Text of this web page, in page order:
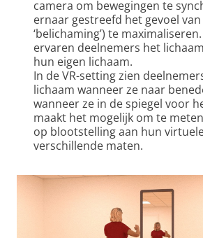
camera om bewegingen te
ernaar gestreefd het gevoel
‘belichaming’) te
ervaren deelnemers het
hun eigen lichaam.
In de VR-setting zien
lichaam wanneer ze naar
wanneer ze in de spiegel voor
maakt het mogelijk om te
op blootstelling aan hun
verschillende maten.